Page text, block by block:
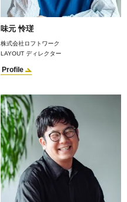
味元 怜瑳
株式会社ロフトワーク
LAYOUT ディレクター
Profile